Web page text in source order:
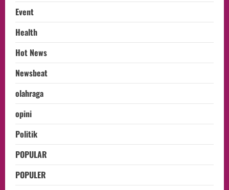
Event
Health
Hot News
Newsbeat
olahraga
opini
Politik
POPULAR
POPULER